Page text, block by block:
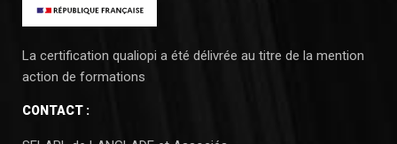
La certification qualiopi a été délivrée au titre de la mention
action de formations
CONTACT :